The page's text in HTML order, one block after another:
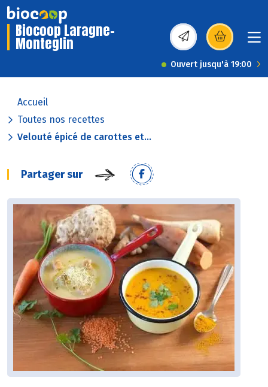
Biocoop Laragne-
Monteglin (s’ouvre dans une
Ouvert jusqu'à 19:00
Accueil
Toutes nos recettes
Velouté épicé de carottes et...
Partager sur